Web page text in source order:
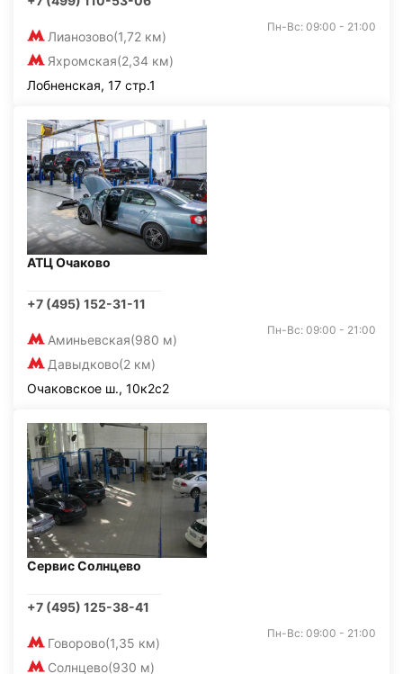
Лианозово(1,72 км)
Яхромская(2,34 км)
Пн-Вс: 09:00 - 21:00
Лобненская, 17 стр.1
АТЦ Очаково
+7 (495) 152-31-11
Аминьевская(980 м)
Давыдково(2 км)
Пн-Вс: 09:00 - 21:00
Очаковское ш., 10к2с2
Сервис Солнцево
+7 (495) 125-38-41
Говорово(1,35 км)
Солнцево(930 м)
Пн-Вс: 09:00 - 21:00